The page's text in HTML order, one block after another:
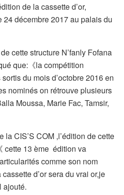
de la cassette d’or,
décembre 2017 au palais du
cette structure N’fanly Fofana
que: 《la compétition
du mois d’octobre 2016 en
nominés on rétrouve plusieurs
Moussa, Marie Fac, Tamsir,
CIS’S COM ,l’édition de cette
cette 13 ème édition va
comme son nom
d’or sera du vrai or,je
ajouté.